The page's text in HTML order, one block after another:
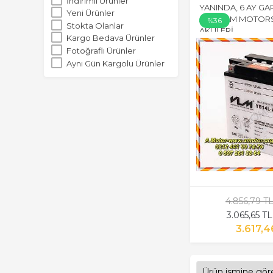
Yeni Ürünler
Stokta Olanlar
Kargo Bedava Ürünler
Fotoğraflı Ürünler
Aynı Gün Kargolu Ürünler
YANINDA, 6 AY
AKÜ, VLM
AKÜLERİ
%36
4.856,79
3.065,65